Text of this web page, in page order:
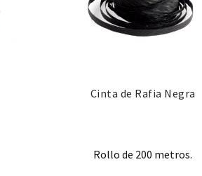
Cinta de Rafia Negra
Rollo de 200 metros.